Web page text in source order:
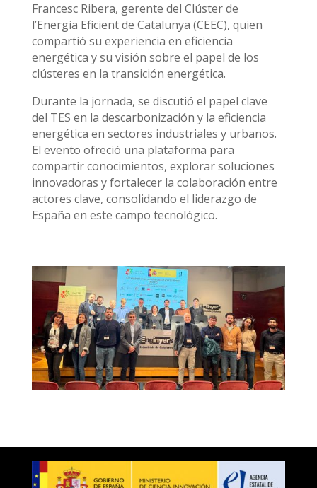
Francesc Ribera, gerente del Clúster de
l’Energia Eficient de Catalunya (CEEC), quien
compartió su experiencia en eficiencia
energética y su visión sobre el papel de los
clústeres en la transición energética.
Durante la jornada, se discutió el papel clave
del TES en la descarbonización y la eficiencia
energética en sectores industriales y urbanos.
El evento ofreció una plataforma para
compartir conocimientos, explorar soluciones
innovadoras y fortalecer la colaboración entre
actores clave, consolidando el liderazgo de
España en este campo tecnológico.